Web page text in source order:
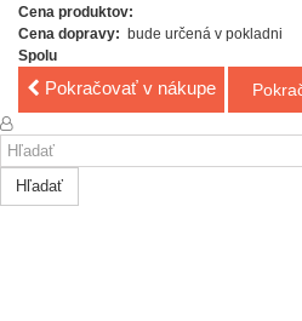
Cena produktov:
Cena dopravy: bude určená v pokladni
Spolu
Pokračovať v nákupe
Hľadať